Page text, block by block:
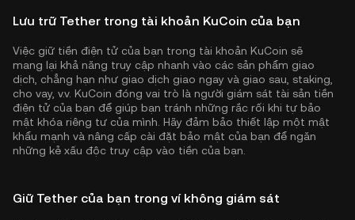
Lưu trữ Tether trong tài khoản KuCoin của bạn
Việc giữ tiền điện tử của bạn trong tài khoản KuCoin sẽ
mang lại khả năng truy cập nhanh vào các sản phẩm giao
dịch, chẳng hạn như giao dịch giao ngay và giao sau, staking,
cho vay, v.v. KuCoin đóng vai trò là người giám sát tài sản tiền
điện tử của bạn để giúp bạn tránh những rắc rối khi tự bảo
mật khóa riêng tư của mình. Hãy đảm bảo thiết lập một mật
khẩu mạnh và nâng cấp cài đặt bảo mật của bạn để ngăn
những kẻ xấu độc truy cập vào tiền của bạn.
Giữ Tether của bạn trong ví không giám sát